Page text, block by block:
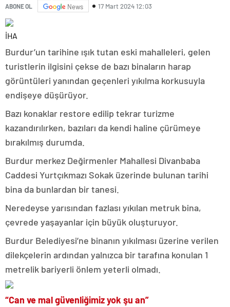
ABONE OL News 17 Mart 2024 12:03
İHA
Burdur’un tarihine ışık tutan eski mahalleleri, gelen
turistlerin ilgisini çekse de bazı binaların harap
görüntüleri yanından geçenleri yıkılma korkusuyla
endişeye düşürüyor.
Bazı konaklar restore edilip tekrar turizme
kazandırılırken, bazıları da kendi haline çürümeye
bırakılmış durumda.
Burdur merkez Değirmenler Mahallesi Divanbaba
Caddesi Yurtçıkmazı Sokak üzerinde bulunan tarihi
bina da bunlardan bir tanesi.
Neredeyse yarısından fazlası yıkılan metruk bina,
çevrede yaşayanlar için büyük oluşturuyor.
Burdur Belediyesi’ne binanın yıkılması üzerine verilen
dilekçelerin ardından yalnızca bir tarafına konulan 1
metrelik bariyerli önlem yeterli olmadı.
“Can ve mal güvenliğimiz yok şu an”